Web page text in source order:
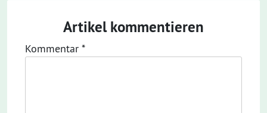
Artikel kommentieren
Kommentar *